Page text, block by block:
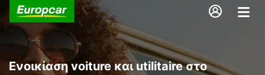
Ενοικίαση voiture και utilitaire στο